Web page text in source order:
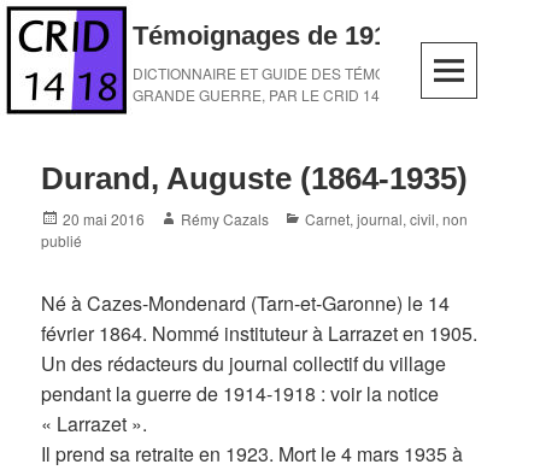
Skip
content
Témoignages de 1914-1918
DICTIONNAIRE ET GUIDE DES TÉMOINS DE LA
GRANDE GUERRE, PAR LE CRID 14-18
Durand, Auguste (1864-1935)
Posted
on
20 mai 2016 Author
Rémy Cazals Categories
Carnet, journal,civil,non
publié
Né à Cazes-Mondenard (Tarn-et-Garonne) le 14
février 1864. Nommé instituteur à Larrazet en 1905.
Un des rédacteurs du journal collectif du village
pendant la guerre de 1914-1918 : voir la notice
« Larrazet ».
Il prend sa retraite en 1923. Mort le 4 mars 1935 à